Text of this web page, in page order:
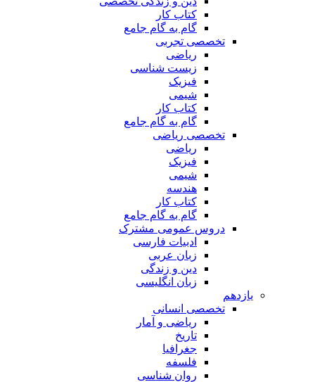
کتاب کار
گام به گام جامع
تخصصی تجربی
ریاضی
زیست شناسی
فیزیک
شیمی
کتاب کار
گام به گام جامع
تخصصی ریاضی
ریاضی
فیزیک
شیمی
هندسه
کتاب کار
گام به گام جامع
دروس عمومی مشترک
ادبیات فارسی
زبان عربی
دین و زندگی
زبان انگلیسی
یازدهم
تخصصی انسانی
ریاضی و آمار
تاریخ
جغرافیا
فلسفه
روان شناسی